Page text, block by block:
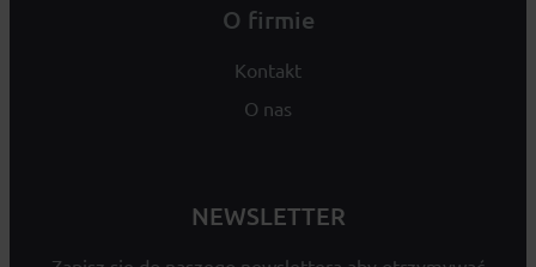
O firmie
Kontakt
O nas
NEWSLETTER